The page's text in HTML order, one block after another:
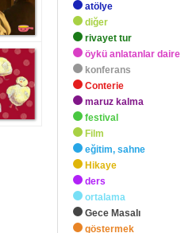
atölye
diğer
rivayet tur
öykü anlatanlar daire
konferans
Conterie
maruz kalma
festival
Film
eğitim, sahne
Hikaye
ders
ortalama
Gece Masalı
göstermek